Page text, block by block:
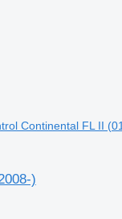
Continental FL II
)